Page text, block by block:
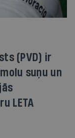
(PVD) ir
suņu un
LETA